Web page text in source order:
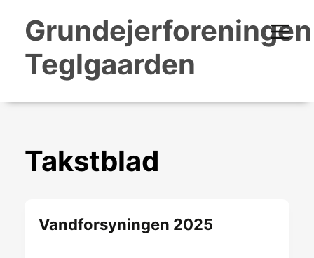
Grundejerforeningen
Teglgaarden
Takstblad
Vandforsyningen 2025